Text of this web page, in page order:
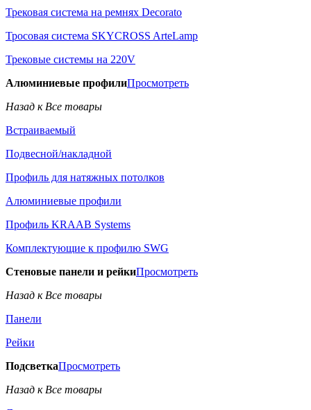
Трековая система на ремнях Decorato
Тросовая система SKYCROSS ArteLamp
Трековые системы на 220V
Алюминиевые профилиПросмотреть
Назад к Все товары
Встраиваемый
Подвесной/накладной
Профиль для натяжных потолков
Алюминиевые профили
Профиль KRAAB Systems
Комплектующие к профилю SWG
Стеновые панели и рейкиПросмотреть
Назад к Все товары
Панели
Рейки
ПодсветкаПросмотреть
Назад к Все товары